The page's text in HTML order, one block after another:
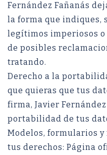
Fernández Fañanás
la forma que indiques,
legítimos imperiosos
de posibles
tratando.
Derecho a la
que quieras que tus
firma, Javier
portabilidad de tus
Modelos, formularios
tus derechos: Página